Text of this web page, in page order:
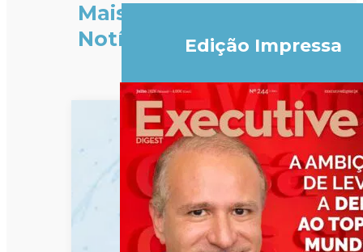
Mais
Notícias
Edição Impressa